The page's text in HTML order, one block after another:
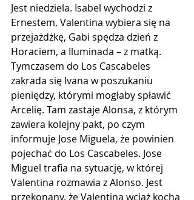
Jest niedziela. Isabel wychodzi z
Ernestem, Valentina wybiera się na
przejażdżkę, Gabi spędza dzień z
Horaciem, a Iluminada – z matką.
Tymczasem do Los Cascabeles
zakrada się Ivana w poszukaniu
pieniędzy, którymi mogłaby spławić
Arcelię. Tam zastaje Alonsa, z którym
zawiera kolejny pakt, po czym
informuje Jose Miguela, że powinien
pojechać do Los Cascabeles. Jose
Miguel trafia na sytuację, w której
Valentina rozmawia z Alonso. Jest
przekonany, że Valentina wciąż kocha